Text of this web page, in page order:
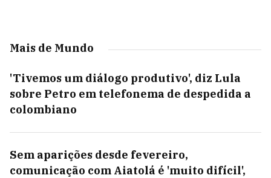
Mais de Mundo
'Tivemos um diálogo produtivo', diz Lula
sobre Petro em telefonema de despedida a
colombiano
Sem aparições desde fevereiro,
comunicação com Aiatolá é 'muito difícil',